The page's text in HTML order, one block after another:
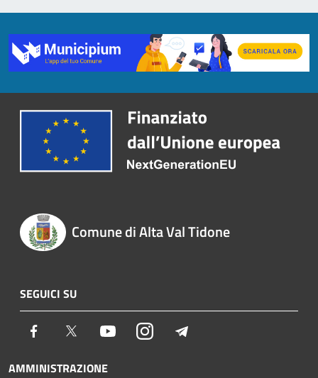
Comune di Alta Val Tidone
SEGUICI SU
Facebook Twitter YoutubeInstagram
AMMINISTRAZIONE